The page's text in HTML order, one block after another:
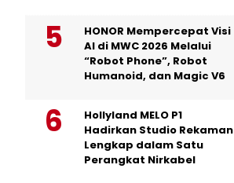
HONOR Mempercepat Visi
AI di MWC 2026 Melalui
“Robot Phone”, Robot
Humanoid, dan Magic V6
Hollyland MELO P1
Hadirkan Studio Rekaman
Lengkap dalam Satu
Perangkat Nirkabel